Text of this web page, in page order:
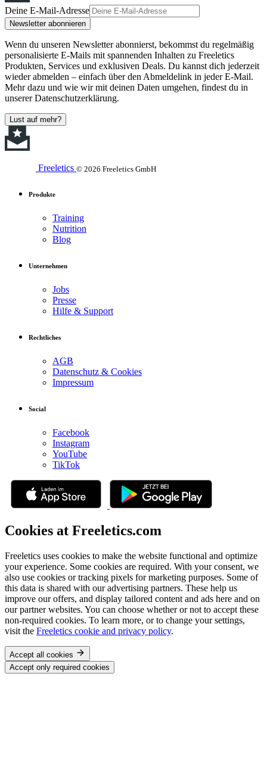
Deine E-Mail-Adresse
Newsletter abonnieren
Wenn du unseren Newsletter abonnierst, bekommst du regelmäßig
personalisierte E-Mails mit spannenden Inhalten zu Freeletics
Produkten, Services und exklusiven Deals. Du kannst dich jederzeit
wieder abmelden – einfach über den Abmeldelink in jeder E-Mail.
Mehr dazu und wie wir mit deinen Daten umgehen, findest du in
unserer Datenschutzerklärung.
Lust auf mehr?
Freeletics © 2026 Freeletics GmbH
Produkte
Training
Nutrition
Blog
Unternehmen
Jobs
Presse
Hilfe & Support
Rechtliches
AGB
Datenschutz & Cookies
Impressum
Social
Facebook
Instagram
YouTube
TikTok
Cookies at Freeletics.com
Freeletics uses cookies to make the website functional and optimize
your experience. Some cookies are required. With your consent, we
also use cookies or tracking pixels for marketing purposes. Some of
this data is shared with our advertising partners. These help us
improve our offers, and display tailored content and ads here and on
our partner websites. You can choose whether or not to accept these
non-required cookies. To learn more, or to change your settings,
visit the Freeletics cookie and privacy policy.
Accept all cookies
Accept only required cookies